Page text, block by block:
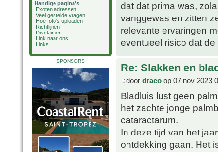
Handige pagina's
Exoten adressen
Veel gestelde vragen
Hoe foto's uploaden
Richtlijnen
Disclaimer
Link naar ons
Links
SPONSORS
dat dat prima was,
vanggewas en zitten
relevante ervaringen
eventueel risico dat
Re: Slakken en
door draco op 07 nov 2023
Bladluis lust geen
het zachte jonge
cataractarum.
In deze tijd van het
ontdekking gaan. Het